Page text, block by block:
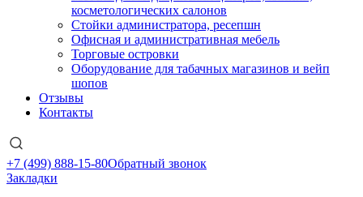
косметологических салонов
Стойки администратора, ресепшн
Офисная и административная мебель
Торговые островки
Оборудование для табачных магазинов и вейп
шопов
Отзывы
Контакты
+7 (499) 888-15-80Обратный звонок
Закладки